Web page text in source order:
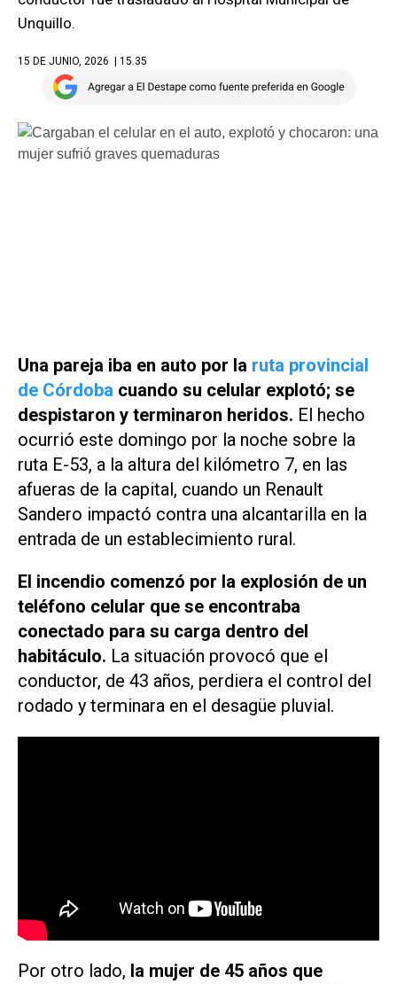
Unquillo.
15 DE JUNIO, 2026 | 15.35
Una pareja iba en auto por la ruta provincial
de Córdoba cuando su celular explotó; se
despistaron y terminaron heridos. El hecho
ocurrió este domingo por la noche sobre la
ruta E-53, a la altura del kilómetro 7, en las
afueras de la capital, cuando un Renault
Sandero impactó contra una alcantarilla en la
entrada de un establecimiento rural.
El incendio comenzó por la explosión de un
teléfono celular que se encontraba
conectado para su carga dentro del
habitáculo. La situación provocó que el
conductor, de 43 años, perdiera el control del
rodado y terminara en el desagüe pluvial.
Por otro lado, la mujer de 45 años que